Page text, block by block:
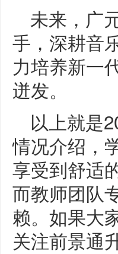
未来，广
手，深耕音
力培养新一
迸发。
以上就是
情况介绍，
享受到舒适
而教师团队
赖。如果大
关注前景通